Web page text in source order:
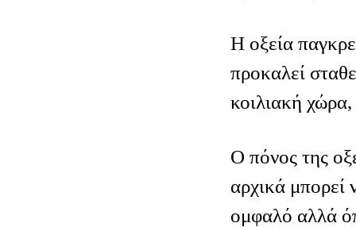
Η οξεία
προκαλεί
κοιλιακή
Ο πόνος της
αρχικά μπορεί
ομφαλό αλλά